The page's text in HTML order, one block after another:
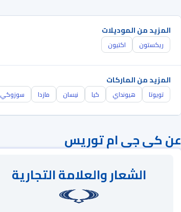
المزيد من الموديلات
ريكستون اكتيون
المزيد من الماركات
تويوتا هيونداي كيا نيسان مازدا سوزوكي
عن كي جي ام توريس
الشعار والعلامة التجارية